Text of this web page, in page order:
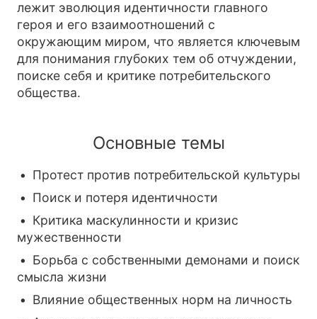
лежит эволюция идентичности главного
героя и его взаимоотношений с
окружающим миром, что является ключевым
для понимания глубоких тем об отчуждении,
поиске себя и критике потребительского
общества.
Основные темы
Протест против потребительской культуры
Поиск и потеря идентичности
Критика маскулинности и кризис
мужественности
Борьба с собственными демонами и поиск
смысла жизни
Влияние общественных норм на личность